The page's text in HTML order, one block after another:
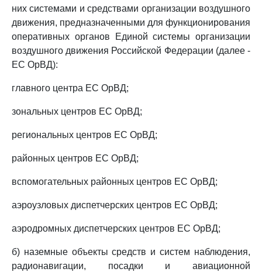
них системами и средствами организации воздушного
движения, предназначенными для функционирования
оперативных органов Единой системы организации
воздушного движения Российской Федерации (далее -
ЕС ОрВД):
главного центра ЕС ОрВД;
зональных центров ЕС ОрВД;
региональных центров ЕС ОрВД;
районных центров ЕС ОрВД;
вспомогательных районных центров ЕС ОрВД;
аэроузловых диспетчерских центров ЕС ОрВД;
аэродромных диспетчерских центров ЕС ОрВД;
б) наземные объекты средств и систем наблюдения,
радионавигации, посадки и авиационной